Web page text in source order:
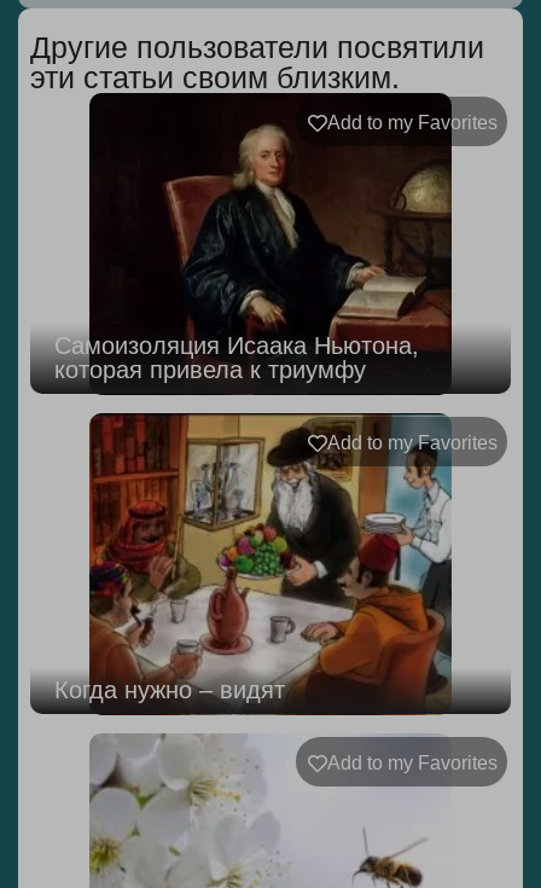
Другие пользователи посвятили
эти статьи своим близким.
Add to my Favorites
Самоизоляция Исаака Ньютона,
которая привела к триумфу
Add to my Favorites
Когда нужно – видят
Add to my Favorites
Alternative: